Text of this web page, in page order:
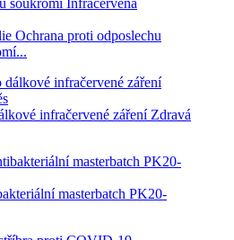
Ochrana proti odposlechu
infračervené záření Zdravá
masterbatch PK20-